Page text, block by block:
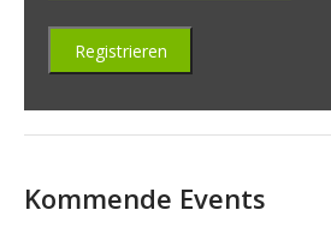
Kommende Events